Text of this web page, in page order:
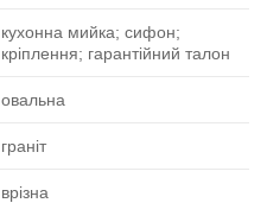
кухонна мийка; сифон;
кріплення; гарантійний талон
овальна
граніт
врізна